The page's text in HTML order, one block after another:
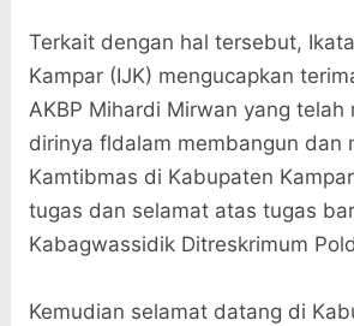
Terkait dengan hal tersebut,
Kampar (IJK) mengucapkan
AKBP Mihardi Mirwan yang telah
dirinya fldalam membangun dan
Kamtibmas di Kabupaten
tugas dan selamat atas tugas
Kabagwassidik Ditreskrimum
Kemudian selamat datang di